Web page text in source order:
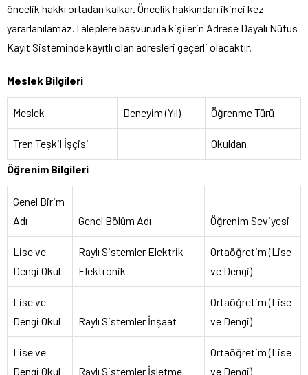
öncelik hakkı ortadan kalkar. Öncelik hakkından ikinci kez
yararlanılamaz.Taleplere başvuruda kişilerin Adrese Dayalı Nüfus
Kayıt Sisteminde kayıtlı olan adresleri geçerli olacaktır.
Meslek Bilgileri
Meslek Deneyim (Yıl) Öğrenme Türü
Tren Teşkil İşçisi
Okuldan
Öğrenim Bilgileri
Genel Birim
Adı
Genel Bölüm Adı Öğrenim Seviyesi
Lise ve
Dengi Okul
Raylı Sistemler Elektrik-
Elektronik
Ortaöğretim (Lise
ve Dengi)
Lise ve
Dengi Okul
Raylı Sistemler İnşaat
Ortaöğretim (Lise
ve Dengi)
Lise ve
Dengi Okul
Raylı Sistemler İşletme
Ortaöğretim (Lise
ve Dengi)